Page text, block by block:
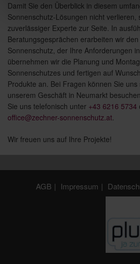
Damit Sie den Überblick in diesem
Sonnenschutz-Lösungen nicht verlieren,
zuverlässiger Experte zur Seite. In
Beratungsgesprächen erarbeiten wir
Sonnenschutz, der Ihre Anforderungen
übernehmen wir die Planung und
Sonnenschutzes und fertigen auf
Produkte an. Bei Fragen können Sie
unserem Geschäft in Neumarkt
Sie uns telefonisch unter +43 6216 5734
office@zechner-sonnenschutz.at.
Wir freuen uns auf Ihre Projekte!
AGB Impressum